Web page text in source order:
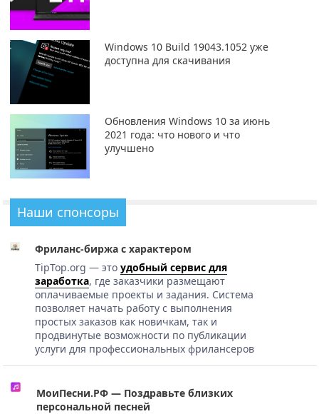
Windows 10 Build 19043.1052 уже
доступна для скачивания
Обновления Windows 10 за июнь
2021 года: что нового и что
улучшено
Наши спонсоры
Фриланс-биржа с характером
TipTop.org — это удобный сервис для
заработка, где заказчики размещают
оплачиваемые проекты и задания. Система
позволяет начать работу с выполнения
простых заказов как новичкам, так и
продвинутые возможности по публикации
услуги для профессиональных фрилансеров
МоиПесни.РФ — Поздравьте близких
персональной песней